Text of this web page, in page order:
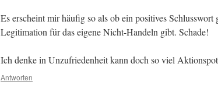
Es erscheint mir häufig so als ob ein positives Schlusswort
Legitimation für das eigene Nicht-Handeln gibt. Schade!
Ich denke in Unzufriedenheit kann doch so viel
Antworten